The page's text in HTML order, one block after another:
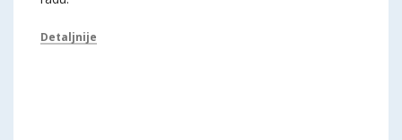
Detaljnije